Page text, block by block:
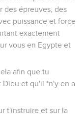
des épreuves, des
puissance et force
exactement
vous en Egypte et
afin que tu
Dieu et qu'il *n'y en a
t'instruire et sur la